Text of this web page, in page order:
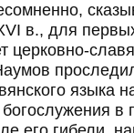
в., для
церковно-
языка
в